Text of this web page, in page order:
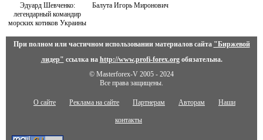
Эдуард Шевченко:
легендарный командир
морских котиков Украины
Балута Игорь Миронович
При полном или частичном использовании материалов сайта "Биржевой
лидер" ссылка на http://www.profi-forex.orgобязательна.
© Masterforex-V 2005 - 2024
Все права защищены.
О сайте Реклама на сайте Партнерам Авторам Наши
контакты